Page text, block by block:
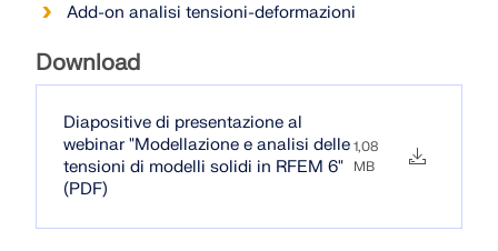
Add-on analisi tensioni-deformazioni
Download
Diapositive di presentazione al
webinar "Modellazione e analisi delle
tensioni di modelli solidi in RFEM 6"
(PDF)
1,08
MB